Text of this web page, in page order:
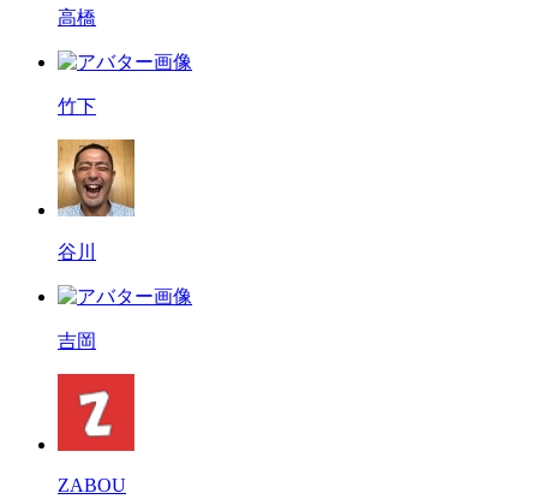
高橋
竹下
谷川
吉岡
ZABOU